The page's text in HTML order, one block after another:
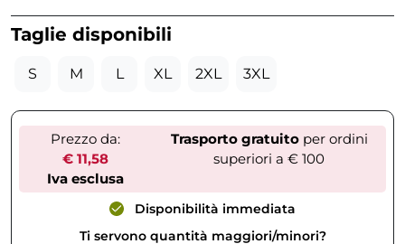
Taglie disponibili
S M L XL 2XL 3XL
Prezzo da:
€ 11,58
Iva esclusa
Trasporto gratuitoper ordini
superiori a € 100
Disponibilità immediata
Ti servono quantità maggiori/minori?